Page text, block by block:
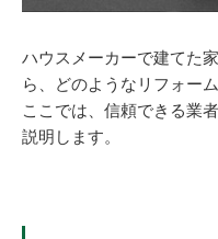
ハウスメーカーで建てた
ら、どのようなリフォー
ここでは、信頼できる業
説明します。